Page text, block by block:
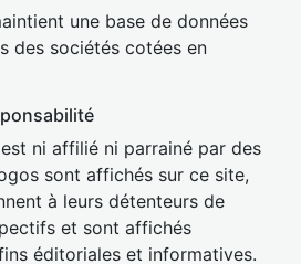
une base de données
des sociétés cotées en
ni affilié ni parrainé par des
sont affichés sur ce site,
à leurs détenteurs de
et sont affichés
éditoriales et informatives.